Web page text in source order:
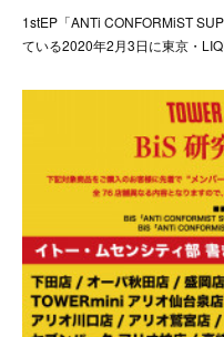
1stEP「ANTi CONFORMiST
ている2020年2月3日に東京・